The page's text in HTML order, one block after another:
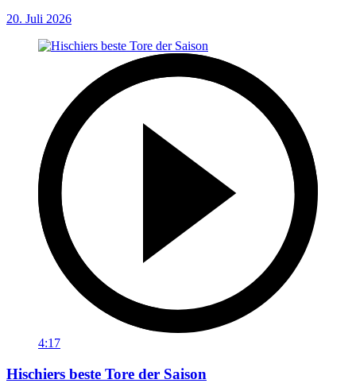
20. Juli 2026
4:17
Hischiers beste Tore der Saison